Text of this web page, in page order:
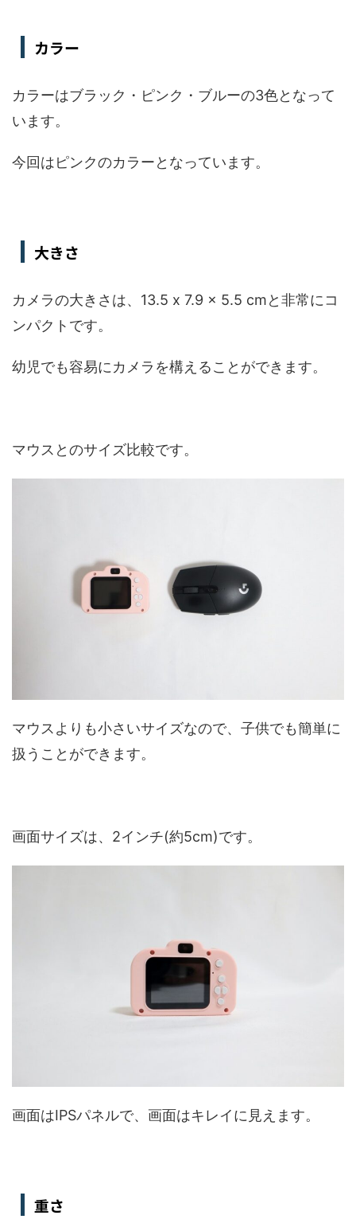
カラー
カラーはブラック・ピンク・ブルーの3色となって
います。
今回はピンクのカラーとなっています。
大きさ
カメラの大きさは、13.5 x 7.9 x 5.5 cmと非常にコ
ンパクトです。
幼児でも容易にカメラを構えることができます。
マウスとのサイズ比較です。
マウスよりも小さいサイズなので、子供でも簡単に
扱うことができます。
画面サイズは、2インチ(約5cm)です。
画面はIPSパネルで、画面はキレイに見えます。
重さ